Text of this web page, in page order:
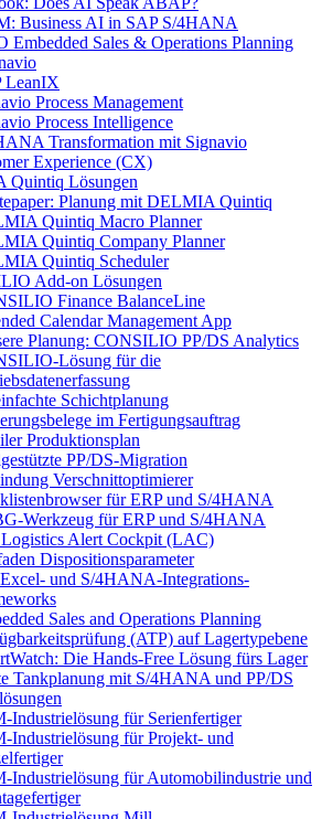
Business AI in SAP S/4HANA
Embedded Sales & Operations Planning
LeanIX
Process Management
Process Intelligence
Transformation mit Signavio
Experience (CX)
Quintiq Lösungen
Planung mit DELMIA Quintiq
Quintiq Macro Planner
Quintiq Company Planner
Quintiq Scheduler
Add-on Lösungen
Finance BalanceLine
Calendar Management App
Planung: CONSILIO PP/DS Analytics
Lösung für die
Schichtplanung
im Fertigungsauftrag
Produktionsplan
PP/DS-Migration
Verschnittoptimierer
für ERP und S/4HANA
Werkzeug für ERP und S/4HANA
Alert Cockpit (LAC)
Dispositionsparameter
und S/4HANA-Integrations-
Sales and Operations Planning
(ATP) auf Lagertypebene
Die Hands-Free Lösung fürs Lager
Tankplanung mit S/4HANA und PP/DS
Industrielösung für Serienfertiger
Industrielösung für Projekt- und
Industrielösung für Automobilindustrie und